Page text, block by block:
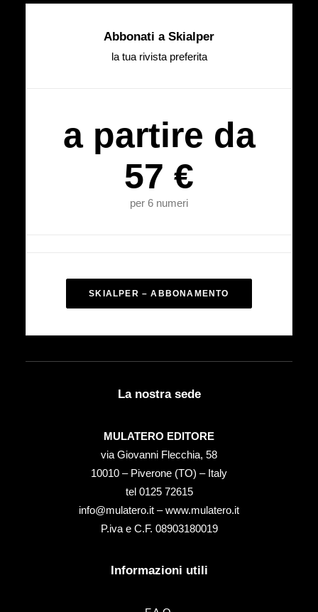
Abbonati a Skialper
la tua rivista preferita
a partire da
57 €
per 6 numeri
SKIALPER – ABBONAMENTO
La nostra sede
MULATERO EDITORE
via Giovanni Flecchia, 58
10010 – Piverone (TO) – Italy
tel ‭0125 72615‬
info@mulatero.it –www.mulatero.it
P.iva e C.F. 08903180019
Informazioni utili